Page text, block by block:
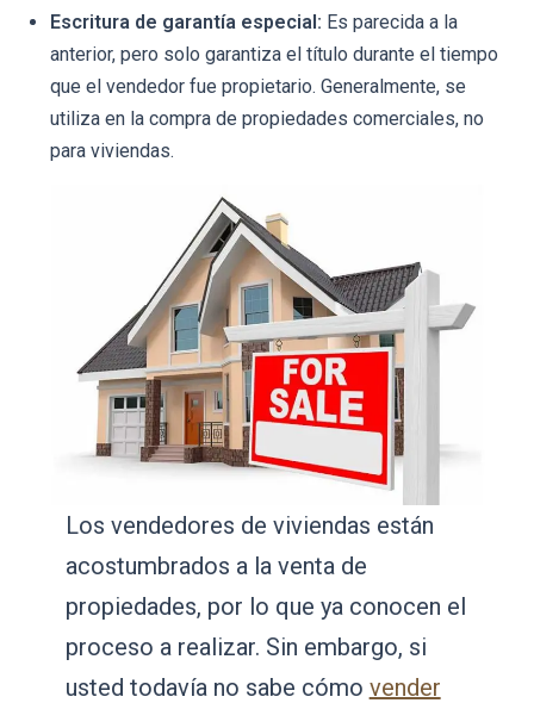
Escritura de garantía especial: Es parecida a la
anterior, pero solo garantiza el título durante el tiempo
que el vendedor fue propietario. Generalmente, se
utiliza en la compra de propiedades comerciales, no
para viviendas.
Los vendedores de viviendas están
acostumbrados a la venta de
propiedades, por lo que ya conocen el
proceso a realizar. Sin embargo, si
usted todavía no sabe cómo vender